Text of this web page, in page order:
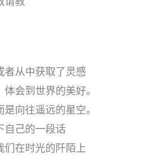
者从中获取了灵感
会到世界的美好。
向往遥远的星空。
自己的一段话
们在时光的阡陌上